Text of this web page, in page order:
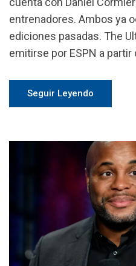
entrenadores. Ambos ya
ediciones pasadas. The
emitirse por ESPN a partir
Seguir Leyendo